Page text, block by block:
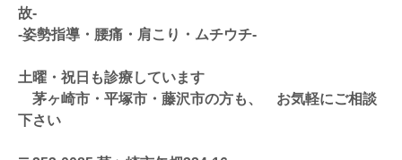
故‐
‐姿勢指導・腰痛・肩こり・ムチウチ-
土曜・祝日も診療しています
茅ヶ崎市・平塚市・藤沢市の方も、 お気軽にご相談
下さい